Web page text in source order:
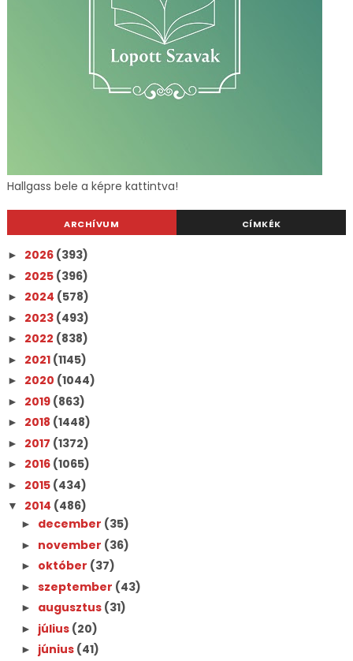
Hallgass bele a képre kattintva!
ARCHÍVUM CÍMKÉK
► 2026 (393)
► 2025 (396)
► 2024 (578)
► 2023 (493)
► 2022 (838)
► 2021 (1145)
► 2020 (1044)
► 2019 (863)
► 2018 (1448)
► 2017 (1372)
► 2016 (1065)
► 2015 (434)
▼ 2014 (486)
► december (35)
► november (36)
► október (37)
► szeptember (43)
► augusztus (31)
► július (20)
► június (41)